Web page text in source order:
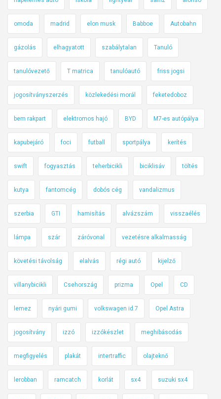
omoda madrid elon musk Babboe Autobahn
gázolás elhagyatott szabálytalan Tanuló
tanulóvezető T matrica tanulóautó friss jogsi
jogosítványszerzés közlekedési morál feketedoboz
bem rakpart elektromos hajó BYD M7-es autópálya
kapubejáró foci futball sportpálya kerítés
swift fogyasztás teherbicikli biciklisáv töltés
kutya fantomcég dobós cég vandalizmus
szerbia GTI hamisítás alvázszám visszaélés
lámpa szár záróvonal vezetésre alkalmasság
követési távolság elalvás régi autó kijelző
villanybicikli Csehország prizma Opel CD
lemez nyári gumi volkswagen id.7 Opel Astra
jogosítvány izzó izzókészlet meghibásodás
megfigyelés plakát intertraffic olajteknő
lerobban ramcatch korlát sx4 suzuki sx4